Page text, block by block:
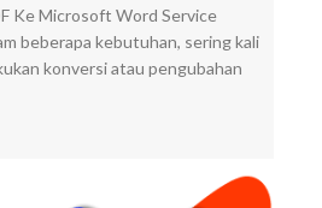
Ke Microsoft Word Service
beberapa kebutuhan, sering kali
konversi atau pengubahan